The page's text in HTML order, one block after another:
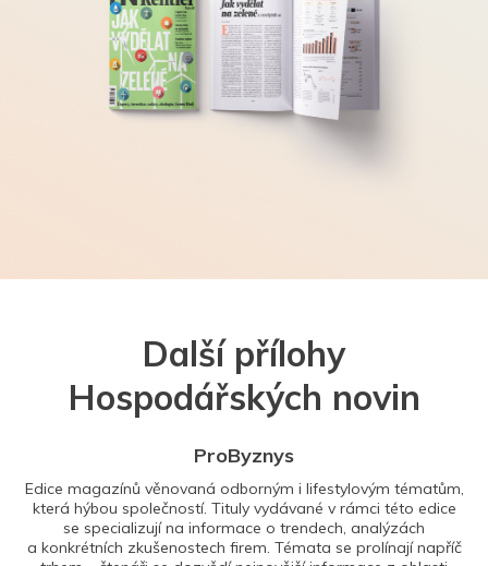
Další přílohy
Hospodářských novin
ProByznys
Edice magazínů věnovaná odborným i lifestylovým tématům,
která hýbou společností. Tituly vydávané v rámci této edice
se specializují na informace o trendech, analýzách
a konkrétních zkušenostech firem. Témata se prolínají napříč